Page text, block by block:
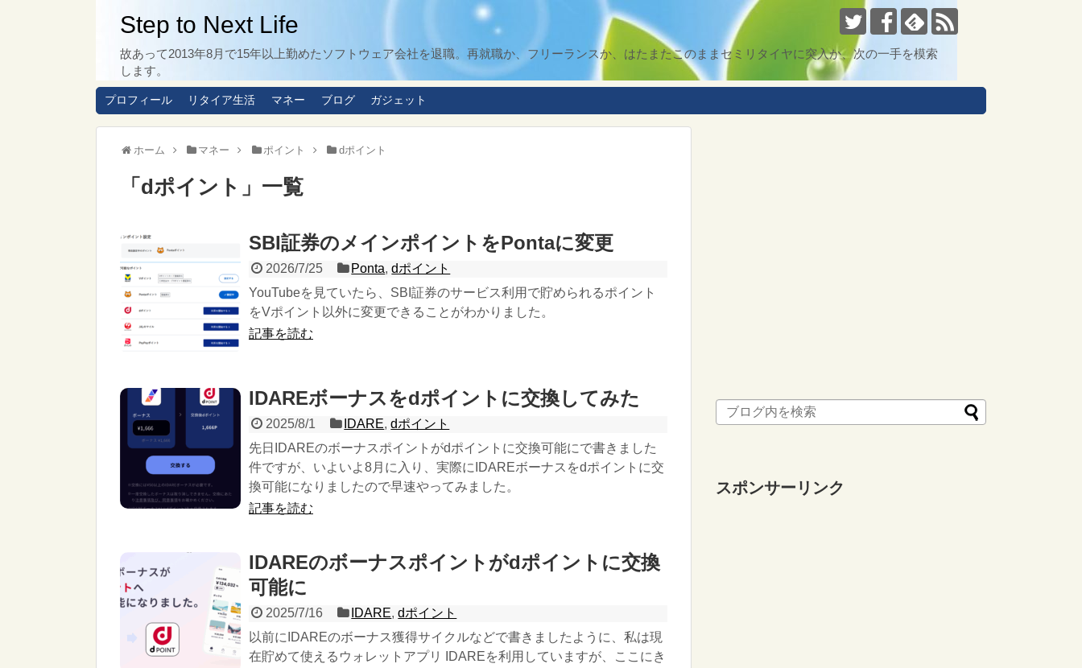
Step to Next Life
故あって2013年8月で15年以上勤めたソフトウェア会社を退職。再就職か、フリーランスか、はたまたこのままセミリタイヤに突入か、次の一手を模索
します。
プロフィール リタイア生活 マネー ブログ ガジェット
ホーム マネー ポイント dポイント
「 dポイント 」 一覧
SBI証券のメインポイントをPontaに変更
2026/7/25 Ponta,dポイント
YouTubeを見ていたら、SBI証券のサービス利用で貯められるポイント
をVポイント以外に変更できることがわかりました。
記事を読む
IDAREボーナスをdポイントに交換してみた
2025/8/1 IDARE,dポイント
先日IDAREのボーナスポイントがdポイントに交換可能にで書きました
件ですが、いよいよ8月に入り、実際にIDAREボーナスをdポイントに交
換可能になりましたので早速やってみました。
記事を読む
IDAREのボーナスポイントがdポイントに交換
可能に
2025/7/16 IDARE,dポイント
以前にIDAREのボーナス獲得サイクルなどで書きましたように、私は現
在貯めて使えるウォレットアプリ IDAREを利用していますが、ここにき
スポンサーリンク